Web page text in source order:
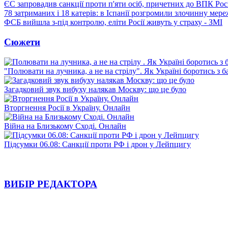
ЄС запровадив санкції проти п'яти осіб, причетних до ВПК
78 затриманих і 18 катерів: в Іспанії розгромили злочинну
ФСБ вийшла з-під контролю, еліти Росії живуть у страху - ЗМІ
Сюжети
"Полювати на лучника, а не на стрілу". Як Україні боротись з
Загадковий звук вибуху налякав Москву: що це було
Вторгнення Росії в Україну. Онлайн
Війна на Близькому Сході. Онлайн
Підсумки 06.08: Санкції проти РФ і дрон у Лейпцигу
ВИБІР РЕДАКТОРА